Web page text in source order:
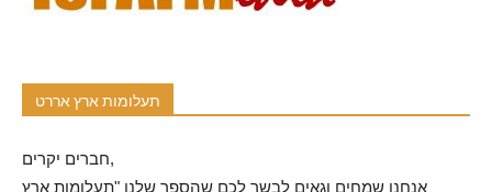
תעלומות ארץ אררט
חברים יקרים,
אנחנו שמחים וגאים לבשר לכם שהספר שלנו "תעלומות ארץ